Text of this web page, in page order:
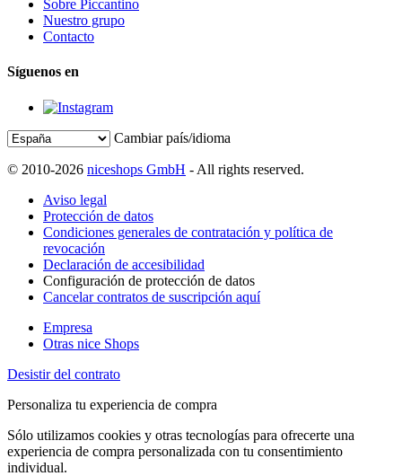
Sobre Piccantino
Nuestro grupo
Contacto
Síguenos en
Cambiar país/idioma
© 2010-2026 niceshops GmbH - All rights reserved.
Aviso legal
Protección de datos
Condiciones generales de contratación y política de
revocación
Declaración de accesibilidad
Configuración de protección de datos
Cancelar contratos de suscripción aquí
Empresa
Otras nice Shops
Desistir del contrato
Personaliza tu experiencia de compra
Sólo utilizamos cookies y otras tecnologías para ofrecerte una
experiencia de compra personalizada con tu consentimiento
individual.